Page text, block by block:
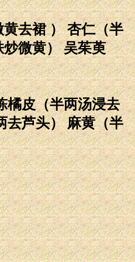
去裙 ） 杏仁（半
微黄） 吴茱萸
橘皮（半两汤浸去
去芦头） 麻黄（半